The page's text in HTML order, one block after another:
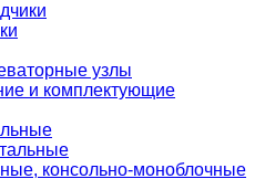
узлы
и комплектующие
консольно-моноблочные